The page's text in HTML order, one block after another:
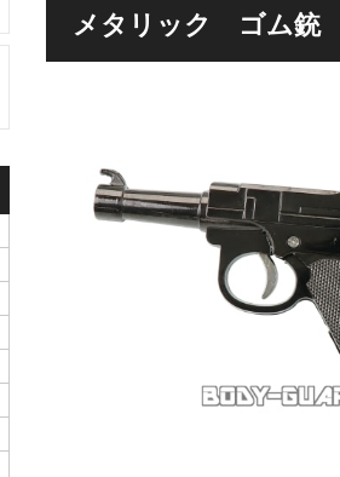
メタリック ゴム